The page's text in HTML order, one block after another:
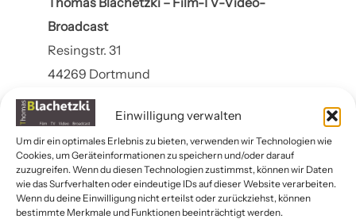
Einwilligung verwalten
Um dir ein optimales Erlebnis zu bieten, verwenden wir Technologien wie
Cookies, um Geräteinformationen zu speichern und/oder darauf
zuzugreifen. Wenn du diesen Technologien zustimmst, können wir Daten
wie das Surfverhalten oder eindeutige IDs auf dieser Website verarbeiten.
Wenn du deine Einwilligung nicht erteilst oder zurückziehst, können
bestimmte Merkmale und Funktionen beeinträchtigt werden.
Broadcast
Resingstr. 31
44269 Dortmund
Kontakt:
Telefon: +49 (0) 231 3306635
E-Mail: thomas(at)tbv-film.de
Umsatzsteuer-ID: